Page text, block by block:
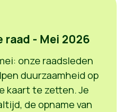
raad - Mei 2026
onze raadsleden
duurzaamheid op
kaart te zetten. Je
de opname van